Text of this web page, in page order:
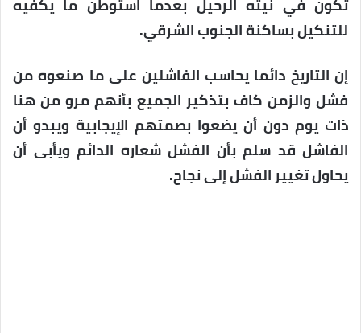
للتنكيل بساكنة الجنوب الشرقي.
إن التاريخ دائما يحاسب الفاشلين على ما صنعوه من
فشل والزمن كاف بتذكير الجميع بأنهم مرو من هنا
ذات يوم دون أن يضعوا بصمتهم الإيجابية ويبدو أن
الفاشل قد سلم بأن الفشل شعاره الدائم ويأبى أن
يحاول تغيير الفشل إلى نجاح.